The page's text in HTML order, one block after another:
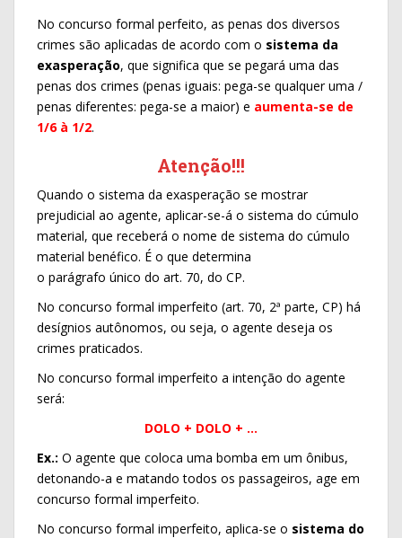
No concurso formal perfeito, as penas dos diversos
crimes são aplicadas de acordo com o sistema da
exasperação, que significa que se pegará uma das
penas dos crimes (penas iguais: pega-se qualquer uma /
penas diferentes: pega-se a maior) e aumenta-se de
1/6 à 1/2.
Atenção!!!
Quando o sistema da exasperação se mostrar
prejudicial ao agente, aplicar-se-á o sistema do cúmulo
material, que receberá o nome de sistema do cúmulo
material benéfico. É o que determina
o parágrafo único do art. 70, do CP.
No concurso formal imperfeito (art. 70, 2ª parte, CP) há
desígnios autônomos, ou seja, o agente deseja os
crimes praticados.
No concurso formal imperfeito a intenção do agente
será:
DOLO + DOLO + …
Ex.: O agente que coloca uma bomba em um ônibus,
detonando-a e matando todos os passageiros, age em
concurso formal imperfeito.
No concurso formal imperfeito, aplica-se o sistema do